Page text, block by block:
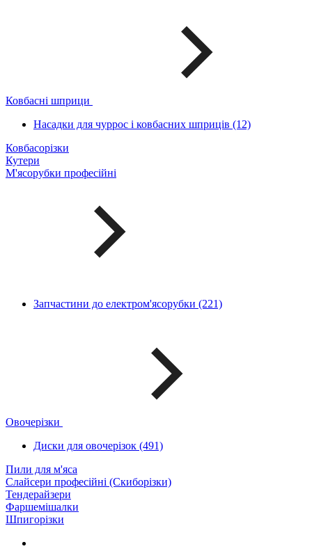
Ковбасні шприци
Насадки для чуррос і ковбасних шприців (12)
Ковбасорізки
Кутери
М'ясорубки професійні
Запчастини до електром'ясорубки (221)
Овочерізки
Диски для овочерізок (491)
Пили для м'яса
Слайсери професійні (Скиборізки)
Тендерайзери
Фаршемішалки
Шпигорізки